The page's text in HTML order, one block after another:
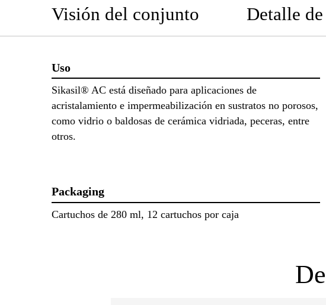
Visión del conjunto Detalle
Uso
Sikasil® AC está diseñado para aplicaciones de
acristalamiento e impermeabilización en sustratos no porosos,
como vidrio o baldosas de cerámica vidriada, peceras, entre
otros.
Packaging
Cartuchos de 280 ml, 12 cartuchos por caja